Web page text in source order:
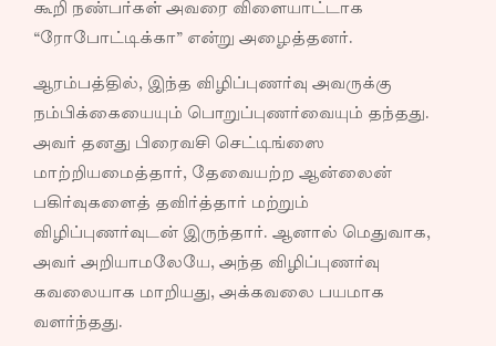
கூறி நண்பர்கள் அவரை விளையாட்டாக
“ரோபோட்டிக்கா” என்று அழைத்தனர்.
ஆரம்பத்தில், இந்த விழிப்புணர்வு அவருக்கு
நம்பிக்கையையும் பொறுப்புணர்வையும் தந்தது.
அவர் தனது பிரைவசி செட்டிங்ஸை
மாற்றியமைத்தார், தேவையற்ற ஆன்லைன்
பகிர்வுகளைத் தவிர்த்தார் மற்றும்
விழிப்புணர்வுடன் இருந்தார். ஆனால் மெதுவாக,
அவர் அறியாமலேயே, அந்த விழிப்புணர்வு
கவலையாக மாறியது, அக்கவலை பயமாக
வளர்ந்தது.